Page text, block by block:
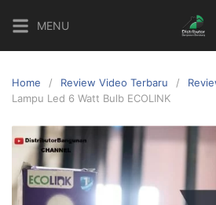
MENU
Home Review Video Terbaru
Lampu Led 6 Watt Bulb ECOLINK